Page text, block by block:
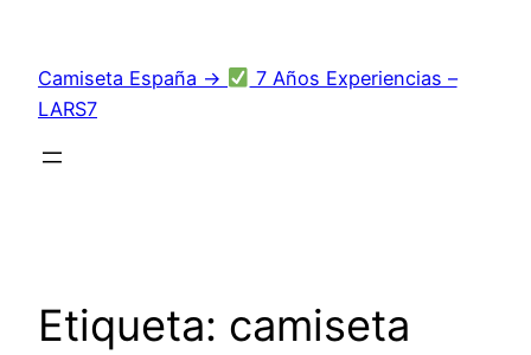
contenido
Camiseta España →
7 Años Experiencias –
LARS7
Etiqueta: camiseta